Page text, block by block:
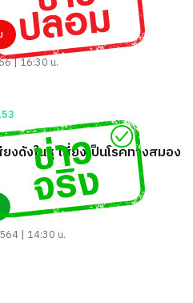
| 16:30 น.
ยงดังในหู เสี่ยงเป็นโรคทางสมอง
| 14:30 น.